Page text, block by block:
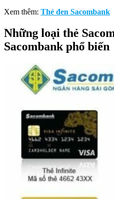
Xem thêm: Thẻ đen Sacombank
Những loại thẻ
Sacombank phổ biến